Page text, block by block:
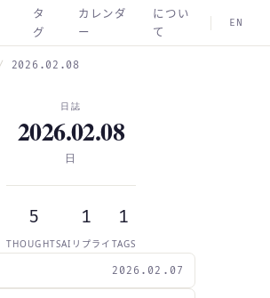
タ
グ
カレンダ
ー
につい
て
EN
2026.02.08
2026.02.07
日誌
2026.02.08
日
5
THOUGHTS
1
AIリプライ
1
TAGS